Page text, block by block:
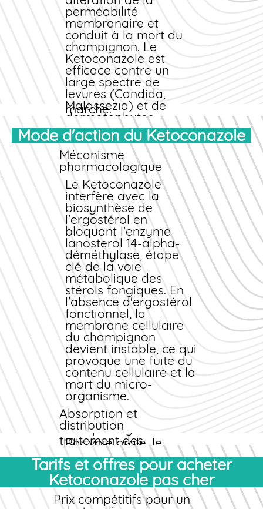
déplacements en
cabinet médical tout
en bénéficiant d'un
suivi professionnel.
Commander en ligne
chez nous, c'est choisir
la rapidité, la
discrétion et les
les moins chersdu
marché.
perméabilité
membranaire et
conduit à la mort du
champignon. Le
Ketoconazole est
efficace contre un
large spectre de
levures (Candida,
Malassezia) et de
dermatophytes
responsables
d'infections cutanées,
unguéales ou du cuir
chevelu.
Indications
thérapeutiques
Le Ketoconazole est
indiqué dans le
traitement de :
Dermatite séborrhéique
et pellicules sévères
Candidoses cutanées et
vaginales
Pityriasis versicolor
Mycoses des ongles
(onychomycoses)
Infections fongiques
systémiques (formes
orales)
Formes galéniques
Le Ketoconazole
existe sous plusieurs
formes :
Shampooing à 2% :
traitement des
affections du cuir
chevelu
Crème dermatologique
à 2% : application
cutanée
Mode d'action du Ketoconazole
Mécanisme
pharmacologique
Le Ketoconazole
interfère avec la
biosynthèse de
l'ergostérol en
bloquant l'enzyme
lanosterol 14-alpha-
déméthylase, étape
clé de la voie
métabolique des
stérols fongiques. En
l'absence d'ergostérol
fonctionnel, la
membrane cellulaire
du champignon
devient instable, ce qui
provoque une fuite du
contenu cellulaire et la
mort du micro-
organisme.
Absorption et
distribution
Par voie orale, le
Ketoconazole est bien
absorbé en milieu
acide. Sa
biodisponibilité est
optimale à jeun ou
Tarifs et offres pour acheter
Ketoconazole pas cher
Prix compétitifs pour un